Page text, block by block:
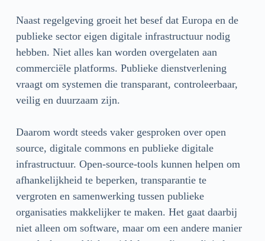
Naast regelgeving groeit het besef dat Europa en de
publieke sector eigen digitale infrastructuur nodig
hebben. Niet alles kan worden overgelaten aan
commerciële platforms. Publieke dienstverlening
vraagt om systemen die transparant, controleerbaar,
veilig en duurzaam zijn.
Daarom wordt steeds vaker gesproken over open
source, digitale commons en publieke digitale
infrastructuur. Open-source-tools kunnen helpen om
afhankelijkheid te beperken, transparantie te
vergroten en samenwerking tussen publieke
organisaties makkelijker te maken. Het gaat daarbij
niet alleen om software, maar om een andere manier